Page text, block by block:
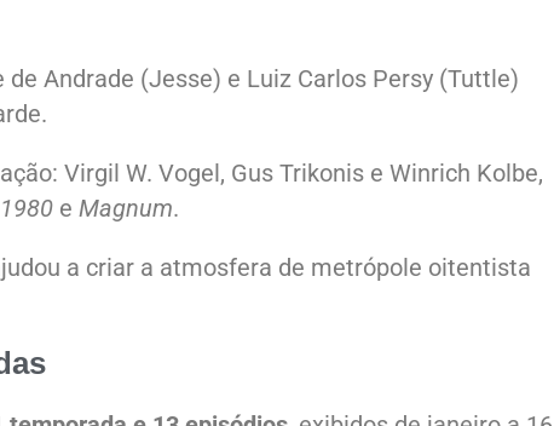
Andrade (Jesse) e Luiz Carlos Persy (Tuttle)
Virgil W. Vogel, Gus Trikonis e Winrich Kolbe,
e Magnum.
a criar a atmosfera de metrópole oitentista